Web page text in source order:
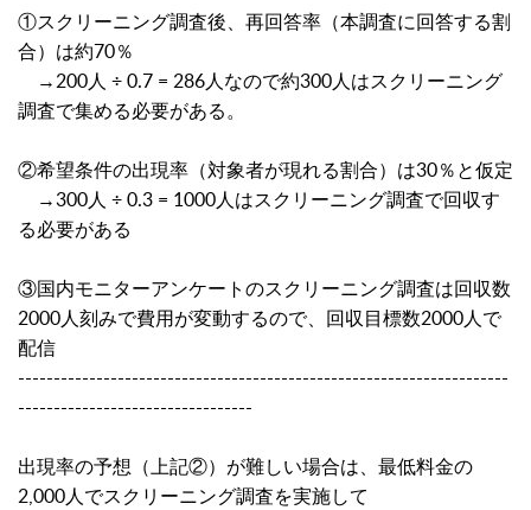
①スクリーニング調査後、再回答率（本調査に回答する割
合）は約70％
→200人 ÷ 0.7 = 286人なので約300人はスクリーニング
調査で集める必要がある。
②希望条件の出現率（対象者が現れる割合）は30％と仮定
→300人 ÷ 0.3 = 1000人はスクリーニング調査で回収す
る必要がある
③国内モニターアンケートのスクリーニング調査は回収数
2000人刻みで費用が変動するので、回収目標数2000人で
配信
---------------------------------------------------------------------
---------------------------------
出現率の予想（上記②）が難しい場合は、最低料金の
2,000人でスクリーニング調査を実施して